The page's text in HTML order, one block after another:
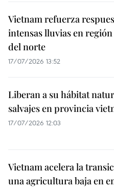
Vietnam refuerza
intensas lluvias en
del norte
17/07/2026 13:52
Liberan a su hábitat
salvajes en provincia
17/07/2026 12:03
Vietnam acelera la
una agricultura baja en